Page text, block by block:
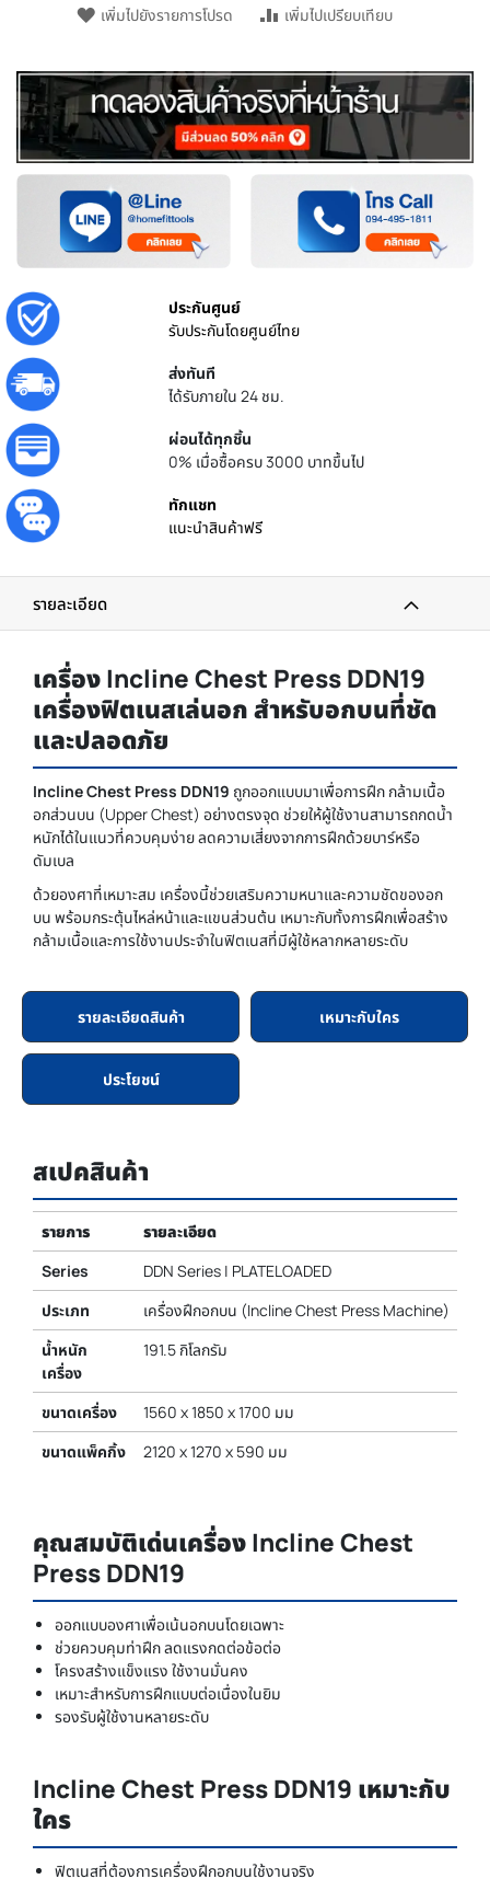
เพิ่มไปยังรายการโปรด เพิ่มไปเปรียบเทียบ
ประกันศูนย์
รับประกันโดยศูนย์ไทย
ส่งทันที
ได้รับภายใน 24 ชม.
ผ่อนได้ทุกชิ้น
0% เมื่อซื้อครบ 3000 บาทขึ้นไป
ทักแชท
แนะนำสินค้าฟรี
รายละเอียด
เครื่อง Incline Chest Press DDN19
เครื่องฟิตเนสเล่นอก สำหรับอกบนที่ชัด
และปลอดภัย
Incline Chest Press DDN19 ถูกออกแบบมาเพื่อการฝึก กล้ามเนื้อ
อกส่วนบน (Upper Chest) อย่างตรงจุด ช่วยให้ผู้ใช้งานสามารถกดน้ำ
หนักได้ในแนวที่ควบคุมง่าย ลดความเสี่ยงจากการฝึกด้วยบาร์หรือ
ดัมเบล
ด้วยองศาที่เหมาะสม เครื่องนี้ช่วยเสริมความหนาและความชัดของอก
บน พร้อมกระตุ้นไหล่หน้าและแขนส่วนต้น เหมาะกับทั้งการฝึกเพื่อสร้าง
กล้ามเนื้อและการใช้งานประจำในฟิตเนสที่มีผู้ใช้หลากหลายระดับ
รายละเอียดสินค้า เหมาะกับใคร
ประโยชน์
สเปคสินค้า
รายการ
รายละเอียด
Series
DDN Series | PLATELOADED
ประเภท
เครื่องฝึกอกบน (Incline Chest Press Machine)
น้ำหนัก
เครื่อง
191.5 กิโลกรัม
ขนาดเครื่อง
1560 x 1850 x 1700 มม
ขนาดแพ็คกิ้ง
2120 x 1270 x 590 มม
คุณสมบัติเด่นเครื่อง Incline Chest
Press DDN19
ออกแบบองศาเพื่อเน้นอกบนโดยเฉพาะ
ช่วยควบคุมท่าฝึก ลดแรงกดต่อข้อต่อ
โครงสร้างแข็งแรง ใช้งานมั่นคง
เหมาะสำหรับการฝึกแบบต่อเนื่องในยิม
รองรับผู้ใช้งานหลายระดับ
Incline Chest Press DDN19 เหมาะกับ
ใคร
ฟิตเนสที่ต้องการเครื่องฝึกอกบนใช้งานจริง